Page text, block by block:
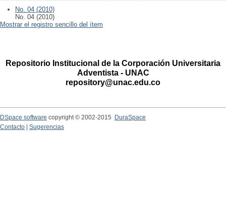
No. 04 (2010)
No. 04 (2010)
Mostrar el registro sencillo del ítem
Repositorio Institucional de la Corporación Universitaria
Adventista - UNAC
repository@unac.edu.co
DSpace software copyright © 2002-2015
DuraSpace
Contacto
Sugerencias